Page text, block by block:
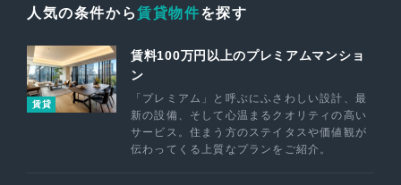
人気の条件から賃貸物件を探す
賃貸
賃料100万円以上のプレミアムマンショ
ン
「プレミアム」と呼ぶにふさわしい設計、最
新の設備、そして心温まるクオリティの高い
サービス。住まう方のステイタスや価値観が
伝わってくる上質なプランをご紹介。